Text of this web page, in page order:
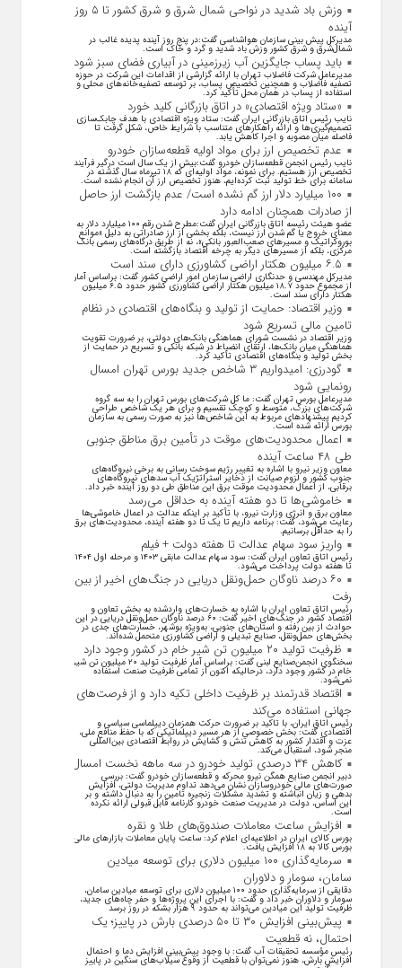
وزش باد شدید در نواحی شمال شرق و شرق کشور تا ۵ روز
آینده
مدیرکل پیش بینی سازمان هواشناسی گفت:در پنج روز آینده پدیده غالب در
شمال‌شرق و شرق کشور وزش باد شدید و گرد و خاک است.
باید پساب جایگزین آب‌ زیرزمینی در آبیاری فضای سبز شود
مدیرعامل شرکت فاضلاب تهران با ارائه گزارشی از اقدامات این شرکت در حوزه
تصفیه فاضلاب و همچنین تخصیص پساب، بر توسعه تصفیه‌خانه‌های محلی و
استفاده از پساب در همان محل تأکید کرد.
«ستاد ویژه اقتصادی» در اتاق بازرگانی کلید خورد
نایب رئیس اتاق بازرگانی ایران گفت: ستاد ویژه اقتصادی با هدف چابک‌سازی
تصمیم‌گیری‌ها و ارائه راهکار‌های متناسب با شرایط خاص، شکل گرفت تا
فاصله میان مصوبه و اجرا کاهش یابد.
عدم تخصیص ارز برای مواد اولیه قطعه‌سازان خودرو
نایب رئیس انجمن قطعه‌سازان خودرو گفت:بیش از یک سال است درگیر فرآیند
تخصیص ارز هستیم. برای نمونه، مواد اولیه‌ای که ۱۸ تیرماه سال گذشته در
سامانه برای خط تولید ثبت کرده‌ایم، هنوز تخصیص ارز آن انجام نشده است.
۱۰۰ میلیارد دلار ارز گم نشده است/ عدم بازگشت ارز حاصل
از صادرات همچنان ادامه دارد
عضو هیئت رئیسه اتاق بازرگانی ایران گفت:مطرح شدن رقم ۱۰۰ میلیارد دلار به
معنای خروج یا گم شدن ارز نیست، بلکه بخشی از ارز صادراتی به دلیل «موانع
بوروکراتیک و مسیر‌های صعب‌العبور بانکی»، نه از طریق درگاه‌های رسمی بانک
مرکزی، بلکه از مسیر‌های دیگر به چرخه اقتصاد بازگشته است.
۶.۵ میلیون هکتار اراضی کشاورزی دارای سند است
مدیرکل مهندسی و حدنگاری اراضی سازمان امور اراضی کشور گفت: براساس آمار
از مجموع حدود ۱۸.۷ میلیون هکتار اراضی کشاورزی کشور حدود ۶.۵ میلیون
هکتار دارای سند است.
وزیر اقتصاد: حمایت از تولید و بنگاه‌های اقتصادی در نظام
تامین مالی تسریع شود
وزیر اقتصاد در نشست شورای هماهنگی بانک‌های دولتی، بر ضرورت تقویت
هماهنگی میان بانک‌ها، ارتقای انضباط در شبکه بانکی و تسریع در حمایت از
بخش تولید و بنگاه‌های اقتصادی تأکید کرد.
گودرزی: امیدواریم ۳ شاخص جدید بورس تهران امسال
رونمایی شود
مدیرعامل بورس تهران گفت: ما کل شرکت‌های بورس تهران را به سه گروه
شرکت‌های بزرگ، متوسط و کوچک تقسیم و برای هر یک شاخص طراحی
کردیم پیشنهاد‌های مربوط به این شاخص‌ها نیز به صورت رسمی به سازمان
بورس ارائه شده است.
اعمال محدودیت‌های موقت در تأمین برق مناطق جنوبی
طی ۴۸ ساعت آینده
معاون وزیر نیرو با اشاره به تغییر رژیم سوخت رسانی به برخی نیروگاه‌های
جنوب کشور و لزوم صیانت از ذخایر استراتژیک آب سد‌های نیروگاه‌های
برقابی، از اعمال محدودیت‌ موقت برق این مناطق طی دو روز آینده خبر داد.
خاموشی‌ها تا دو هفته آینده به حداقل می‌رسد
معاون برق و انرژی وزارت نیرو، با تأکید بر اینکه عدالت در اعمال خاموشی‌ها
رعایت می‌شود، گفت: برنامه داریم تا یک تا دو هفته آینده، محدودیت‌های برق
را به حداقل برسانیم.
واریز سود سهام عدالت تا هفته دولت + فیلم
رئیس اتاق تعاون ایران گفت: سود سهام عدالت مابقی ۱۴۰۳ و مرحله اول ۱۴۰۴
تا هفته دولت پرداخت می‌شود.
۶۰ درصد ناوگان حمل‌ونقل دریایی در جنگ‌های اخیر از بین
رفت
رئیس اتاق تعاون ایران با اشاره به خسارت‌های واردشده به بخش تعاون و
اقتصاد کشور در جنگ‌های اخیر گفت: ۶۰ درصد ناوگان حمل‌ونقل دریایی در این
حوادث از بین رفته و استان‌های جنوبی، به‌ویژه بوشهر، خسارت‌های جدی در
بخش‌های حمل‌ونقل، صنایع تبدیلی و اراضی کشاورزی متحمل شده‌اند.
ظرفیت تولید ۲۰ میلیون تن شیر خام در کشور وجود دارد
سخنگوی انجمن‌صنایع لبنی گفت: براساس آمار ظرفیت تولید ۲۰ میلیون تن شیر
خام در کشور وجود دارد، درحالیکه اکنون از تمامی ظرفیت صنعت استفاده
نمی‌شود.
اقتصاد قدرتمند بر ظرفیت داخلی تکیه دارد و از فرصت‌های
جهانی استفاده می‌کند
رئیس اتاق ایران، با تاکید بر ضرورت حرکت همزمان دیپلماسی سیاسی و
اقتصادی گفت: بخش خصوصی از هر مسیر دیپلماتیکی که با حفظ منافع ملی،
عزت و اقتدار کشور به کاهش تنش و گشایش در روابط اقتصادی بین‌المللی
منجر شود، استقبال می‌کند.
کاهش ۳۴ درصدی تولید خودرو در سه ماهه نخست امسال
دبیر انجمن صنایع همگن نیرو محرکه و قطعه‌سازان خودرو گفت: بررسی
صورت‌های مالی خودروسازان نشان می‌دهد تداوم مدیریت دولتی، افزایش
بدهی و زیان انباشته و تشدید مشکلات زنجیره تامین را به دنبال داشته و بر
این اساس، دولت در مدیریت صنعت خودرو کارنامه قابل قبولی ارائه نکرده
است.
افزایش ساعت معاملات صندوق‌های طلا و نقره
بورس کالای ایران در اطلاعیه‌ای اعلام کرد: ساعت پایان معاملات بازار‌های مالی
بورس کالا به ۱۸ افزایش یافت.
سرمایه‌گذاری ۱۰۰ میلیون دلاری برای توسعه میادین
سامان، سومار و دلاوران
دقایقی از سرمایه‌گذاری حدود ۱۰۰ میلیون دلاری برای توسعه میادین سامان،
سومار و دلاوران خبر داد و گفت: با اجرای این پروژه‌ها و حفر چاه‌های جدید،
ظرفیت تولید این میادین می‌تواند به حدود ۹ هزار بشکه در روز برسد
پیش‌بینی افزایش ۳۰ تا ۵۰ درصدی بارش در پاییز؛ یک
احتمال، نه قطعیت
رئیس مؤسسه تحقیقات آب گفت: با وجود پیش‌بینی افزایش دما و احتمال
افزایش بارش، هنوز نمی‌توان با قطعیت از وقوع سیلاب‌های سنگین در پاییز